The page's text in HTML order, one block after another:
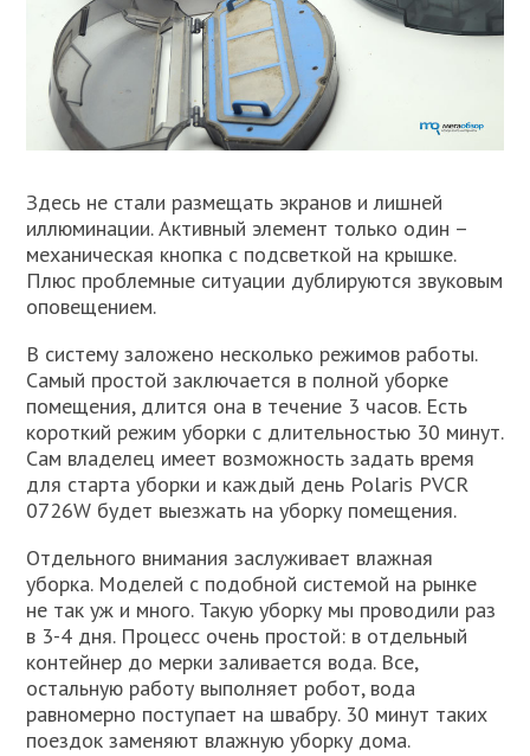
Здесь не стали размещать экранов и лишней
иллюминации. Активный элемент только один –
механическая кнопка с подсветкой на крышке.
Плюс проблемные ситуации дублируются звуковым
оповещением.
В систему заложено несколько режимов работы.
Самый простой заключается в полной уборке
помещения, длится она в течение 3 часов. Есть
короткий режим уборки с длительностью 30 минут.
Сам владелец имеет возможность задать время
для старта уборки и каждый день Polaris PVCR
0726W будет выезжать на уборку помещения.
Отдельного внимания заслуживает влажная
уборка. Моделей с подобной системой на рынке
не так уж и много. Такую уборку мы проводили раз
в 3-4 дня. Процесс очень простой: в отдельный
контейнер до мерки заливается вода. Все,
остальную работу выполняет робот, вода
равномерно поступает на швабру. 30 минут таких
поездок заменяют влажную уборку дома.